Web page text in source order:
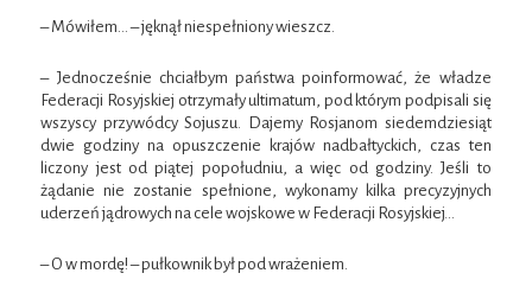
– Mówiłem… – jęknął niespełniony wieszcz.
– Jednocześnie chciałbym państwa poinformować, że władze
Federacji Rosyjskiej otrzymały ultimatum, pod którym podpisali się
wszyscy przywódcy Sojuszu. Dajemy Rosjanom siedemdziesiąt
dwie godziny na opuszczenie krajów nadbałtyckich, czas ten
liczony jest od piątej popołudniu, a więc od godziny. Jeśli to
żądanie nie zostanie spełnione, wykonamy kilka precyzyjnych
uderzeń jądrowych na cele wojskowe w Federacji Rosyjskiej…
– O w mordę! – pułkownik był pod wrażeniem.